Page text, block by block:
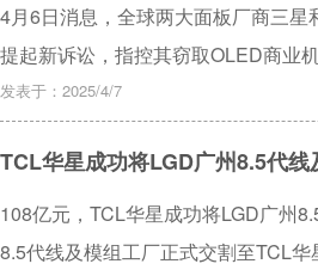
4月6日消息，全球两大面板厂商三
提起新诉讼，指控其窃取OLED商业
OLED领域的竞争愈发激烈。 三星
供应链中的公司勾结等方式，窃取其
AR/VR设备的关键显示技术，三星
发表于：2025/4/7
TCL华星成功将LGD广州8.5代线
108亿元，TCL华星成功将LGD广州
8.5代线及模组工厂正式交割至TCL